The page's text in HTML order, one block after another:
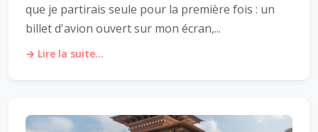
que je partirais seule pour la première fois : un
billet d'avion ouvert sur mon écran,...
→ Lire la suite...